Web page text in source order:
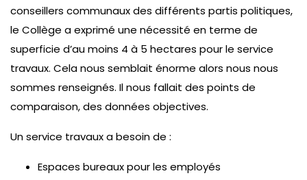
conseillers communaux des différents partis politiques,
le Collège a exprimé une nécessité en terme de
superficie d’au moins 4 à 5 hectares pour le service
travaux. Cela nous semblait énorme alors nous nous
sommes renseignés. Il nous fallait des points de
comparaison, des données objectives.
Un service travaux a besoin de :
Espaces bureaux pour les employés